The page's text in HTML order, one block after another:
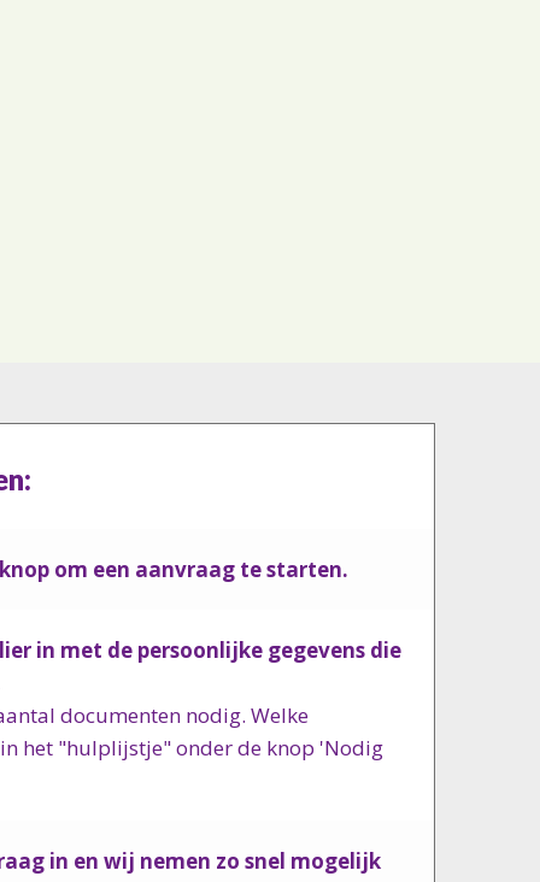
om een aanvraag te starten.
in met de persoonlijke gegevens die
documenten nodig. Welke
het "hulplijstje" onder de knop 'Nodig
in en wij nemen zo snel mogelijk